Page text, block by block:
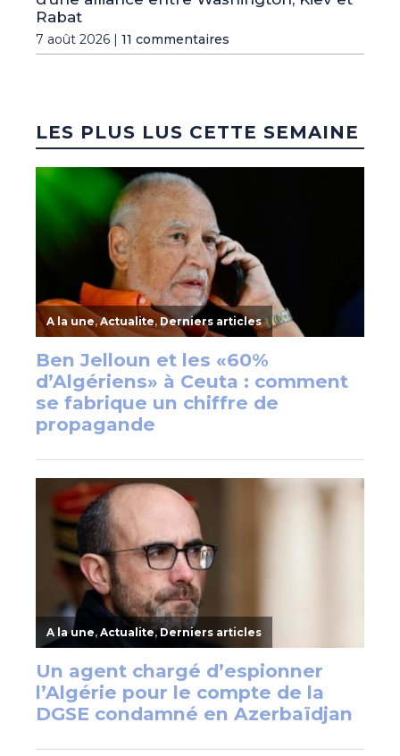
Rabat
7 août 2026 | 11 commentaires
LES PLUS LUS CETTE SEMAINE